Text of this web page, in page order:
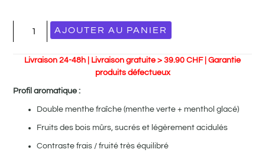
AJOUTER AU PANIER
Livraison 24-48h | Livraison gratuite > 39.90 CHF | Garantie
produits défectueux
Profil aromatique :
Double menthe fraîche (menthe verte + menthol glacé)
Fruits des bois mûrs, sucrés et légèrement acidulés
Contraste frais / fruité très équilibré